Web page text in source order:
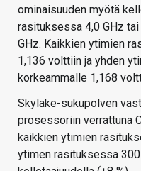
ominaisuuden myötä
rasituksessa 4,0 GHz
GHz. Kaikkien ytimien
1,136 volttiin ja yhden
korkeammalle 1,168
Skylake-sukupolven
prosessoriin verrattuna
kaikkien ytimien
ytimen rasituksessa